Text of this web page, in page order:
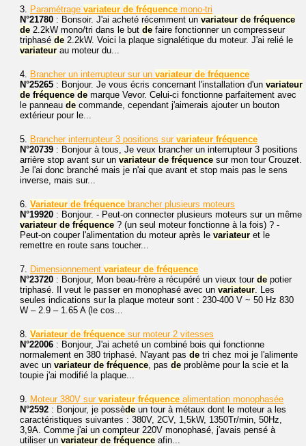
3. Paramétrage variateur de fréquence mono-tri
N°21780 : Bonsoir. J'ai acheté récemment un variateur de fréquence
de 2.2kW mono/tri dans le but de faire fonctionner un compresseur
triphasé de 2.2kW. Voici la plaque signalétique du moteur. J'ai relié le
variateur au moteur du...
4. Brancher un interrupteur sur un variateur de fréquence
N°25265 : Bonjour. Je vous écris concernant l'installation d'un variateur
de fréquence de marque Vevor. Celui-ci fonctionne parfaitement avec
le panneau de commande, cependant j'aimerais ajouter un bouton
extérieur pour le...
5. Brancher interrupteur 3 positions sur variateur fréquence
N°20739 : Bonjour à tous, Je veux brancher un interrupteur 3 positions
arrière stop avant sur un variateur de fréquence sur mon tour Crouzet.
Je l'ai donc branché mais je n'ai que avant et stop mais pas le sens
inverse, mais sur...
6. Variateur de fréquence brancher plusieurs moteurs
N°19920 : Bonjour. - Peut-on connecter plusieurs moteurs sur un même
variateur de fréquence ? (un seul moteur fonctionne à la fois) ? -
Peut-on couper l'alimentation du moteur après le variateur et le
remettre en route sans toucher...
7. Dimensionnement variateur de fréquence
N°23720 : Bonjour, Mon beau-frère a récupéré un vieux tour de potier
triphasé. Il veut le passer en monophasé avec un variateur . Les
seules indications sur la plaque moteur sont : 230-400 V ~ 50 Hz 830
W – 2.9 – 1.65 A (le cos...
8. Variateur de fréquence sur moteur 2 vitesses
N°22006 : Bonjour, J'ai acheté un combiné bois qui fonctionne
normalement en 380 triphasé. N'ayant pas de tri chez moi je l'alimente
avec un variateur de fréquence , pas de problème pour la scie et la
toupie j'ai modifié la plaque...
9. Moteur 380V sur variateur fréquence alimentation monophasée
N°2592 : Bonjour, je possède un tour à métaux dont le moteur a les
caractéristiques suivantes : 380V, 2CV, 1,5kW, 1350Tr/min, 50Hz,
3,9A. Comme j'ai un compteur 220V monophasé, j'avais pensé à
utiliser un variateur de fréquence afin...